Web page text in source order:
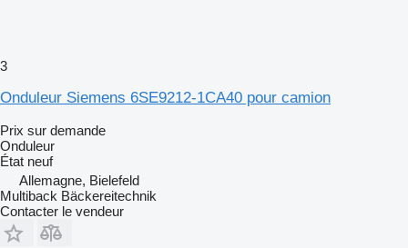
3
Onduleur Siemens 6SE9212-1CA40 pour camion
Prix sur demande
Onduleur
État neuf
Allemagne, Bielefeld
Multiback Bäckereitechnik
Contacter le vendeur